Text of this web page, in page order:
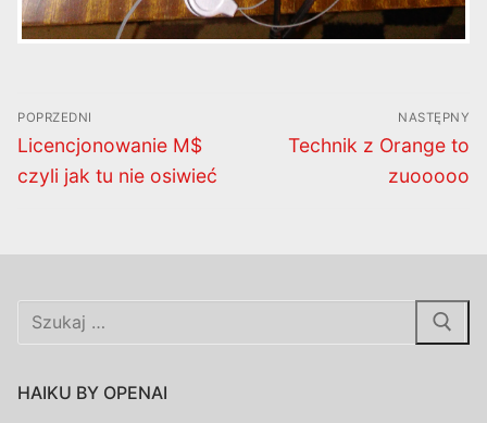
Nawigacja
wpisu
POPRZEDNI
Poprzedni
wpis:
Licencjonowanie M$
czyli jak tu nie osiwieć
NASTĘPNY
Następny
Technik z Orange to
zuooooo
Szukaj:
HAIKU BY OPENAI